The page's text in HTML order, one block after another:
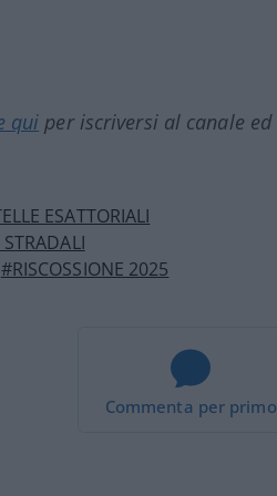
qui per iscriversi al canale ed
ESATTORIALI
#RISCOSSIONE 2025
Commenta per primo